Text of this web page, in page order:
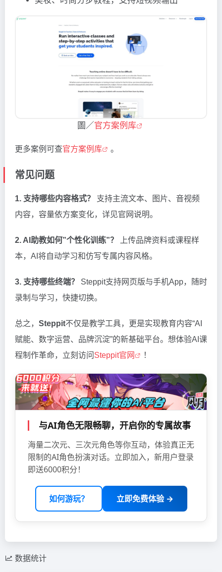
圖／ 官方案例库
更多案例可查官方案例库 。
常见问题
1. 支持哪些内容格式？
支持主流文本、图片、音视频
内容，容量依方案变化，详见官网说明。
2. AI助教如何”个性化训练”？
上传品牌资料或课程样
本，AI将自动学习和仿写专属内容风格。
3. 支持哪些终端？
Steppit支持网页版与手机App，随时
录制与学习，快捷切换。
总之， Steppit不仅是教学工具，更是实现教育内容“AI
赋能、数字运营、品牌沉淀”的新基础平台。想体验AI课
程制作革命，立刻访问 Steppit官网 ！
与AI角色无限畅聊，开启你的专属故事
海量二次元、三次元角色等你互动，体验真正无
限制的AI角色扮演对话。立即加入，新用户登录
即送6000积分！
如何游玩？ 立即免费体验 →
数据统计